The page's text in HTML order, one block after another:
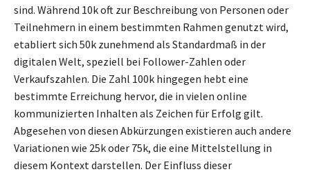
sind. Während 10k oft zur Beschreibung von Personen oder
Teilnehmern in einem bestimmten Rahmen genutzt wird,
etabliert sich 50k zunehmend als Standardmaß in der
digitalen Welt, speziell bei Follower-Zahlen oder
Verkaufszahlen. Die Zahl 100k hingegen hebt eine
bestimmte Erreichung hervor, die in vielen online
kommunizierten Inhalten als Zeichen für Erfolg gilt.
Abgesehen von diesen Abkürzungen existieren auch andere
Variationen wie 25k oder 75k, die eine Mittelstellung in
diesem Kontext darstellen. Der Einfluss dieser